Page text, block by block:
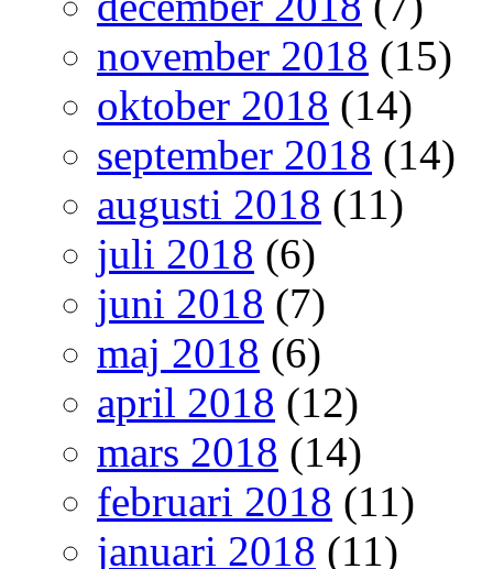
november 2018 (15)
oktober 2018 (14)
september 2018 (14)
augusti 2018 (11)
juli 2018 (6)
juni 2018 (7)
maj 2018 (6)
april 2018 (12)
mars 2018 (14)
februari 2018 (11)
januari 2018 (11)